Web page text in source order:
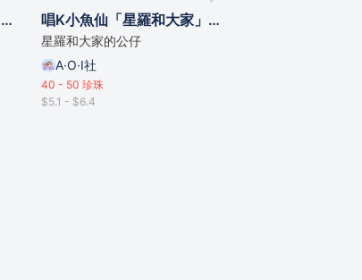
【原創soelinamui_hk】亞克力杯墊 唱K小魚仙「星羅和大家」杯墊
星羅和大家的公仔
A·O·I社
40 - 50 珍珠
$5.1 - $6.4